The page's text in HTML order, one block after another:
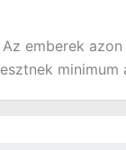
Az emberek